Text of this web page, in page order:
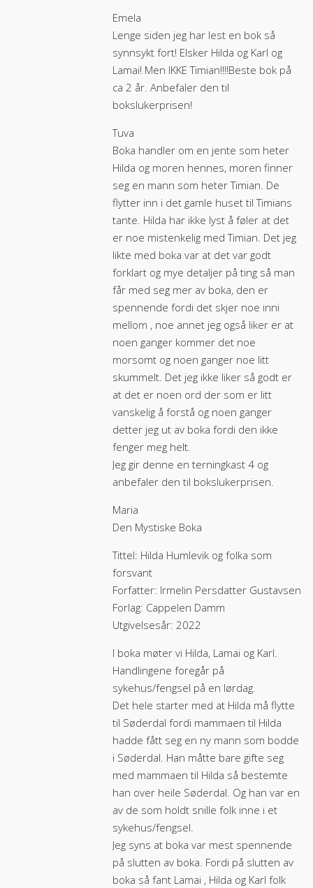
Emela
Lenge siden jeg har lest en bok så
synnsykt fort! Elsker Hilda og Karl og
Lamai! Men IKKE Timian!!!!Beste bok på
ca 2 år. Anbefaler den til
bokslukerprisen!
Tuva
Boka handler om en jente som heter
Hilda og moren hennes, moren finner
seg en mann som heter Timian. De
flytter inn i det gamle huset til Timians
tante. Hilda har ikke lyst å føler at det
er noe mistenkelig med Timian. Det jeg
likte med boka var at det var godt
forklart og mye detaljer på ting så man
får med seg mer av boka, den er
spennende fordi det skjer noe inni
mellom , noe annet jeg også liker er at
noen ganger kommer det noe
morsomt og noen ganger noe litt
skummelt. Det jeg ikke liker så godt er
at det er noen ord der som er litt
vanskelig å forstå og noen ganger
detter jeg ut av boka fordi den ikke
fenger meg helt.
Jeg gir denne en terningkast 4 og
anbefaler den til bokslukerprisen.
Maria
Den Mystiske Boka
Tittel: Hilda Humlevik og folka som
forsvant
Forfatter: Irmelin Persdatter Gustavsen
Forlag: Cappelen Damm
Utgivelsesår: 2022
I boka møter vi Hilda, Lamai og Karl.
Handlingene foregår på
sykehus/fengsel på en lørdag.
Det hele starter med at Hilda må flytte
til Søderdal fordi mammaen til Hilda
hadde fått seg en ny mann som bodde
i Søderdal. Han måtte bare gifte seg
med mammaen til Hilda så bestemte
han over heile Søderdal. Og han var en
av de som holdt snille folk inne i et
sykehus/fengsel.
Jeg syns at boka var mest spennende
på slutten av boka. Fordi på slutten av
boka så fant Lamai , Hilda og Karl folk